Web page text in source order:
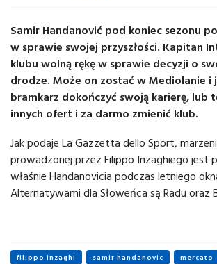
Samir Handanović pod koniec sezonu
w sprawie swojej przyszłości. Kapitan
klubu wolną rękę w sprawie decyzji o
drodze. Może on zostać w Mediolanie i
bramkarz dokończyć swoją karierę, lub
innych ofert i za darmo zmienić klub.
Jak podaje La Gazzetta dello Sport,
prowadzonej przez Filippo Inzaghiego jest
właśnie Handanovicia podczas letniego
Alternatywami dla Słoweńca są Radu oraz
filippo inzaghi samir handanovic mercato